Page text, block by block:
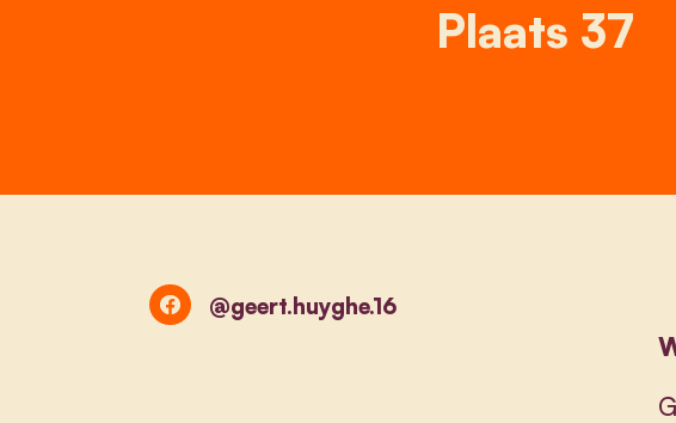
Plaats 37
@geert.huyghe.16